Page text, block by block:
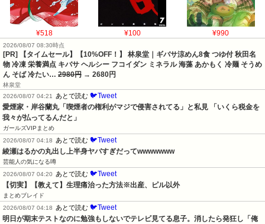
¥518 ¥100 ¥990
2026/08/07 08:30時点
[PR] 【タイムセール】【10%OFF！】 林泉堂｜ギバサ涼めん8食 つゆ付 秋田名
物 冷凍 栄養満点 キバサ ヘルシー フコイダン ミネラル 海藻 あかもく 冷麺 そうめ
ん そば 冷たい… 2980円 → 2680円
林泉堂
2026/08/07 04:21 あとで読む 🐦Tweet
愛煙家・岸谷蘭丸「喫煙者の権利がマジで侵害されてる」と私見 「いくら税金を
我々が払ってるんだと」
ガールズVIPまとめ
2026/08/07 04:18 あとで読む 🐦Tweet
綾瀬はるかの丸出し上半身ヤバすぎだってwwwwwww
芸能人の気になる噂
2026/08/07 04:20 あとで読む 🐦Tweet
【切実】【教えて】生理痛治った方法※出産、ピル以外
まとめブレイド
2026/08/07 04:18 あとで読む 🐦Tweet
明日が期末テストなのに勉強もしないでテレビ見てる息子。消したら発狂し「俺